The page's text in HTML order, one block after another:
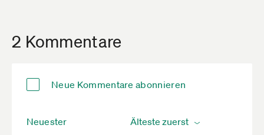
2 Kommentare
Neue Kommentare abonnieren
Neuester